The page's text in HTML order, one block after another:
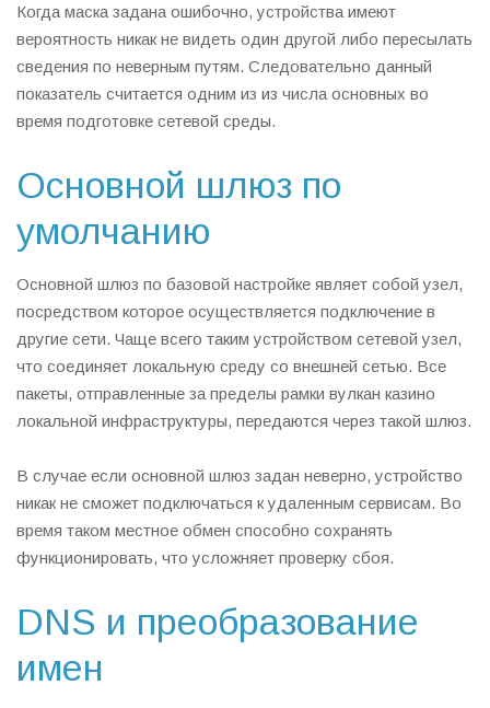
Когда маска задана ошибочно, устройства имеют
вероятность никак не видеть один другой либо пересылать
сведения по неверным путям. Следовательно данный
показатель считается одним из из числа основных во
время подготовке сетевой среды.
Основной шлюз по
умолчанию
Основной шлюз по базовой настройке являет собой узел,
посредством которое осуществляется подключение в
другие сети. Чаще всего таким устройством сетевой узел,
что соединяет локальную среду со внешней сетью. Все
пакеты, отправленные за пределы рамки вулкан казино
локальной инфраструктуры, передаются через такой шлюз.
В случае если основной шлюз задан неверно, устройство
никак не сможет подключаться к удаленным сервисам. Во
время таком местное обмен способно сохранять
функционировать, что усложняет проверку сбоя.
DNS и преобразование
имен